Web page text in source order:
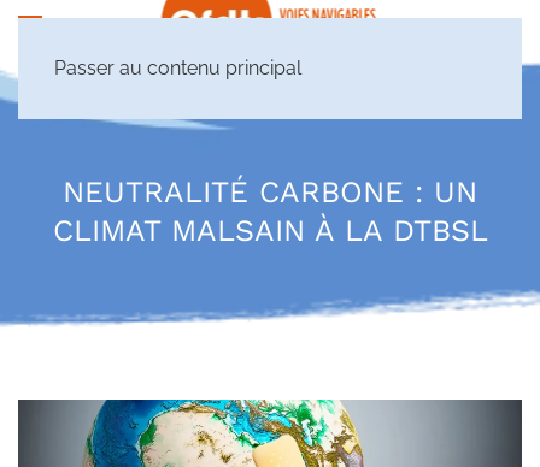
Passer au contenu principal
NEUTRALITÉ CARBONE : UN
CLIMAT MALSAIN À LA DTBSL